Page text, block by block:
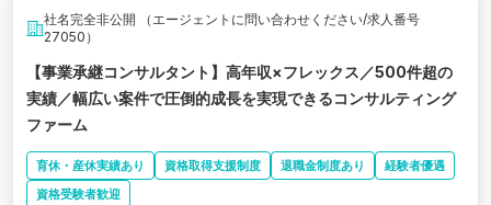
社名完全非公開 （エージェントに問い合わせください/求人番号
27050）
【事業承継コンサルタント】高年収×フレックス／500件超の
実績／幅広い案件で圧倒的成長を実現できるコンサルティング
ファーム
育休・産休実績あり 資格取得支援制度 退職金制度あり
経験者優遇
資格受験者歓迎